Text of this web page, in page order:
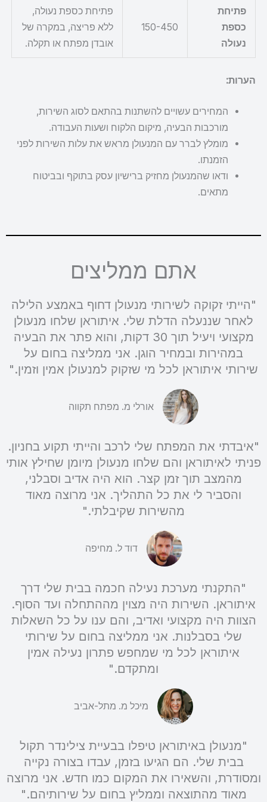
פתיחת
כספת
נעולה
150-450
פתיחת כספת נעולה,
ללא פריצה, במקרה של
אובדן מפתח או תקלה.
הערות:
המחירים עשויים להשתנות בהתאם לסוג השירות,
מורכבות הבעיה, מיקום הלקוח ושעות העבודה.
מומלץ לברר עם המנעולן מראש את עלות השירות לפני
הזמנתו.
ודאו שהמנעולן מחזיק ברישיון עסק בתוקף ובביטוח
מתאים.
אתם ממליצים
"הייתי זקוקה לשירותי מנעולן דחוף באמצע הלילה
לאחר שננעלה הדלת שלי. איתוראן שלחו מנעולן
מקצועי ויעיל תוך 30 דקות, והוא פתר את הבעיה
במהירות ובמחיר הוגן. אני ממליצה בחום על
שירותי איתוראן לכל מי שזקוק למנעולן אמין וזמין."
אורלי מ. מפתח תקווה
"איבדתי את המפתח שלי לרכב והייתי תקוע בחניון.
פניתי לאיתוראן והם שלחו מנעולן מיומן שחילץ אותי
מהמצב תוך זמן קצר. הוא היה אדיב וסבלני,
והסביר לי את כל התהליך. אני מרוצה מאוד
מהשירות שקיבלתי."
דוד ל. מחיפה
"התקנתי מערכת נעילה חכמה בבית שלי דרך
איתוראן. השירות היה מצוין מההתחלה ועד הסוף.
הצוות היה מקצועי ואדיב, והם ענו על כל השאלות
שלי בסבלנות. אני ממליצה בחום על שירותי
איתוראן לכל מי שמחפש פתרון נעילה אמין
ומתקדם."
מיכל מ. מתל-אביב
"מנעולן באיתוראן טיפלו בבעיית צילינדר תקול
בבית שלי. הם הגיעו בזמן, עבדו בצורה נקייה
ומסודרת, והשאירו את המקום כמו חדש. אני מרוצה
מאוד מהתוצאה וממליץ בחום על שירותיהם."